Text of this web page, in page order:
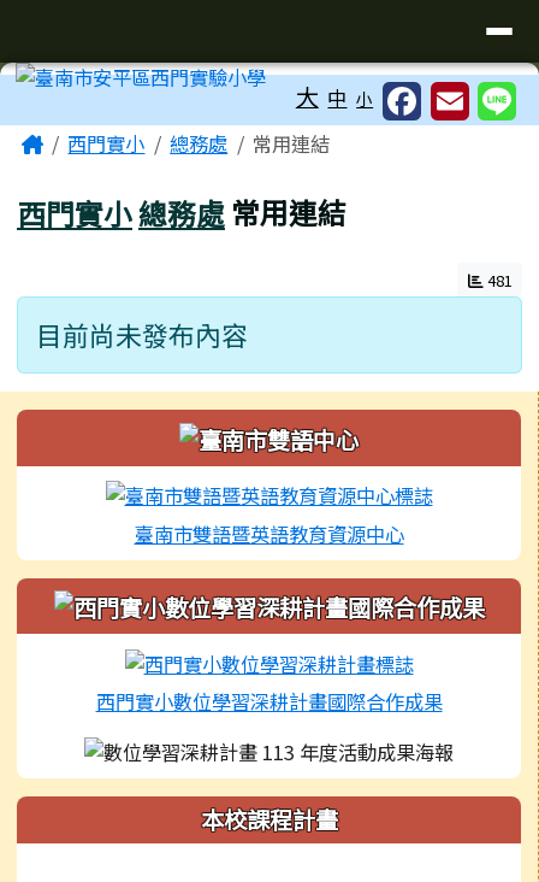
工具列 大 中 小
主內容區域
Home西門實小 總務處 常用連結
西門實小總務處 常用連結
481
目前尚未發布內容
左邊區域內容
臺南市雙語暨英語教育資源中心
西門實小數位學習深耕計畫國際合作成果
本校課程計畫
頁尾區域